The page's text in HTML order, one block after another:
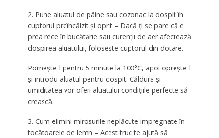
2. Pune aluatul de pâine sau cozonac la dospit în
cuptorul preîncălzit și oprit – Dacă ți se pare că e
prea rece în bucătărie sau curenții de aer afectează
dospirea aluatului, folosește cuptorul din dotare.
Pornește-l pentru 5 minute la 100°C, apoi oprește-l
și introdu aluatul pentru dospit. Căldura și
umiditatea vor oferi aluatului condițiile perfecte să
crească.
3. Cum elimini mirosurile neplăcute impregnate în
tocătoarele de lemn – Acest truc te ajută să